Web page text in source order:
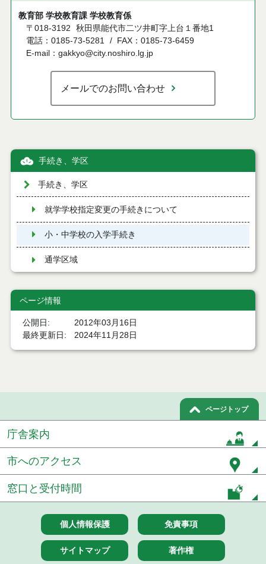
教育部 学校教育課 学校教育係
〒018-3192
秋田県能代市二ツ井町字上台１番地1
電話：0185-73-5281
FAX：0185-73-6459
E-mail：gakkyo@city.noshiro.lg.jp
メールでのお問い合わせ
手続き、学区
手続き、学区
就学学校指定変更の手続きについて
小・中学校の入学手続き
通学区域
ページ情報
公開日
2012年03月16日
最終更新日
2024年11月28日
ページトップ
庁舎案内
市へのアクセス
窓口と受付時間
個人情報保護 免責事項
サイトマップ 著作権